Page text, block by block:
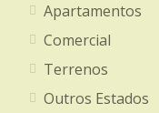
Apartamentos
Comercial
Terrenos
Outros Estados